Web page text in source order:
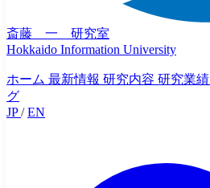
斎藤 一 研究室
Hokkaido Information University
ホーム 最新情報 研究内容 研究業績
グ
JP/ EN